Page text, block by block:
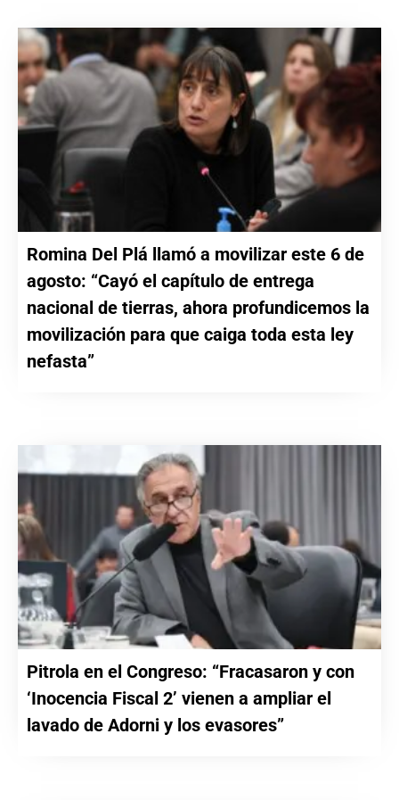
Romina Del Plá llamó a movilizar este 6 de
agosto: “Cayó el capítulo de entrega
nacional de tierras, ahora profundicemos la
movilización para que caiga toda esta ley
nefasta”
Pitrola en el Congreso: “Fracasaron y con
‘Inocencia Fiscal 2’ vienen a ampliar el
lavado de Adorni y los evasores”